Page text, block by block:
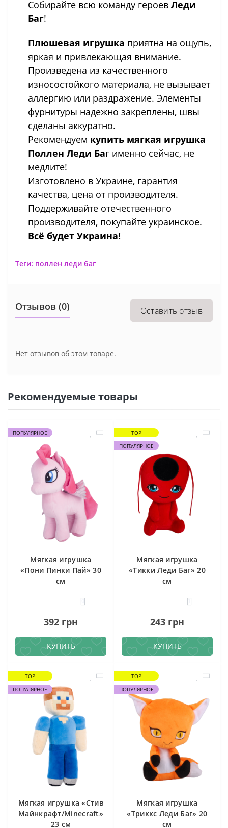
Собирайте всю команду героев Леди
Баг!
Плюшевая игрушка приятна на ощупь,
яркая и привлекающая внимание.
Произведена из качественного
износостойкого материала, не вызывает
аллергию или раздражение. Элементы
фурнитуры надежно закреплены, швы
сделаны аккуратно.
Рекомендуем купить мягкая игрушка
Поллен Леди Баг именно сейчас, не
медлите!
Изготовлено в Украине, гарантия
качества, цена от производителя.
Поддерживайте отечественного
производителя, покупайте украинское.
Всё будет Украина!
Теги: поллен леди баг
Отзывов (0) Оставить отзыв
Нет отзывов об этом товаре.
Рекомендуемые товары
ПОПУЛЯРНОЕ
Мягкая игрушка
«Пони Пинки Пай» 30
см
0
392 грн
КУПИТЬ
TOP
ПОПУЛЯРНОЕ
Мягкая игрушка
«Тикки Леди Баг» 20
см
1
243 грн
КУПИТЬ
TOP
ПОПУЛЯРНОЕ
Мягкая игрушка «Стив
Майнкрафт/Minecraft»
23 см
TOP
ПОПУЛЯРНОЕ
Мягкая игрушка
«Триккс Леди Баг» 20
см